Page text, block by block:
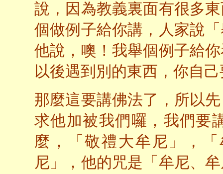
說，因為教義裏面有很多
個做例子給你講，人家說
他說，噢！我舉個例子給
以後遇到別的東西，你自
那麼這要講佛法了，所以
求他加被我們囉，我們要
麼，「敬禮大牟尼」，
尼」，他的咒是「牟尼、